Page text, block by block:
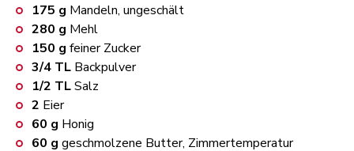
175 g Mandeln, ungeschält
280 g Mehl
150 g feiner Zucker
3/4 TL Backpulver
1/2 TLSalz
2 Eier
60 g Honig
60 g geschmolzene Butter, Zimmertemperatur